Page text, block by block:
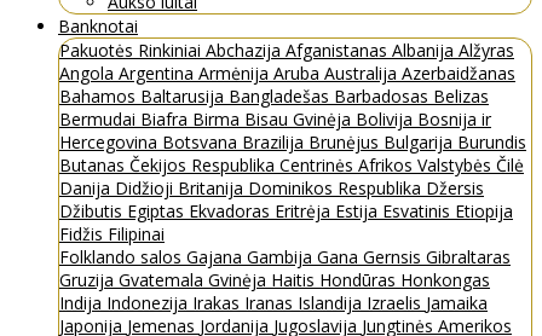
Banknotai
Pakuotės Rinkiniai Abchazija Afganistanas Albanija Alžyras
Angola Argentina Armėnija Aruba Australija Azerbaidžanas
Bahamos Baltarusija Bangladešas Barbadosas Belizas
Bermudai Biafra Birma Bisau Gvinėja Bolivija Bosnija ir
Hercegovina Botsvana Brazilija Brunėjus Bulgarija Burundis
Butanas Čekijos Respublika Centrinės Afrikos Valstybės Čilė
Danija Didžioji Britanija Dominikos Respublika Džersis
Džibutis Egiptas Ekvadoras Eritrėja Estija Esvatinis Etiopija
Fidžis Filipinai
Folklando salos Gajana Gambija Gana Gernsis Gibraltaras
Gruzija Gvatemala Gvinėja Haitis Hondūras Honkongas
Indija Indonezija Irakas Iranas Islandija Izraelis Jamaika
Japonija Jemenas Jordanija Jugoslavija Jungtinės Amerikos